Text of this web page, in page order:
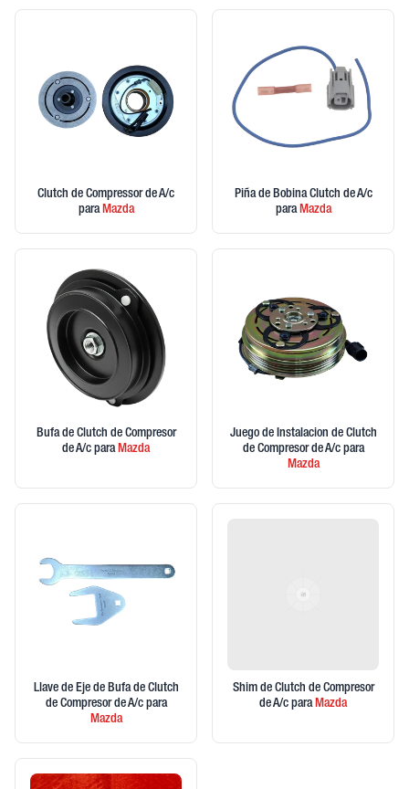
Clutch de Compressor de A/c
paraMazda
Piña de Bobina Clutch de A/c
paraMazda
Bufa de Clutch de Compresor
de A/c paraMazda
Juego de Instalacion de Clutch
de Compresor de A/c para
Mazda
Llave de Eje de Bufa de Clutch
de Compresor de A/c para
Mazda
Shim de Clutch de Compresor
de A/c paraMazda